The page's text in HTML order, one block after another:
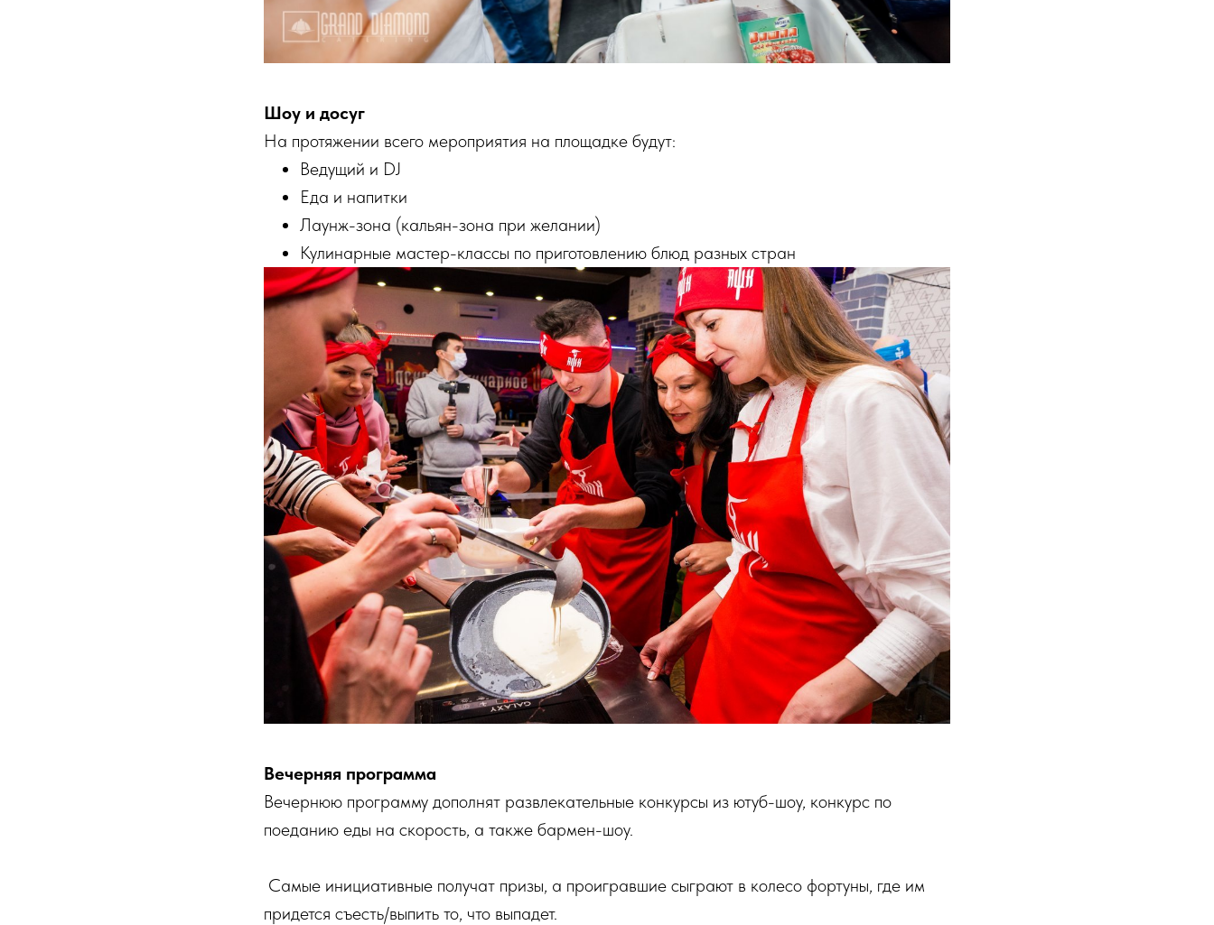
Шоу и досуг
На протяжении всего мероприятия на площадке будут:
Ведущий и DJ
Еда и напитки
Лаунж-зона (кальян-зона при желании)
Кулинарные мастер-классы по приготовлению блюд разных стран
Вечерняя программа
Вечернюю программу дополнят развлекательные конкурсы из ютуб-шоу, конкурс по
поеданию еды на скорость, а также бармен-шоу.
Самые инициативные получат призы, а проигравшие сыграют в колесо фортуны, где им
придется съесть/выпить то, что выпадет.